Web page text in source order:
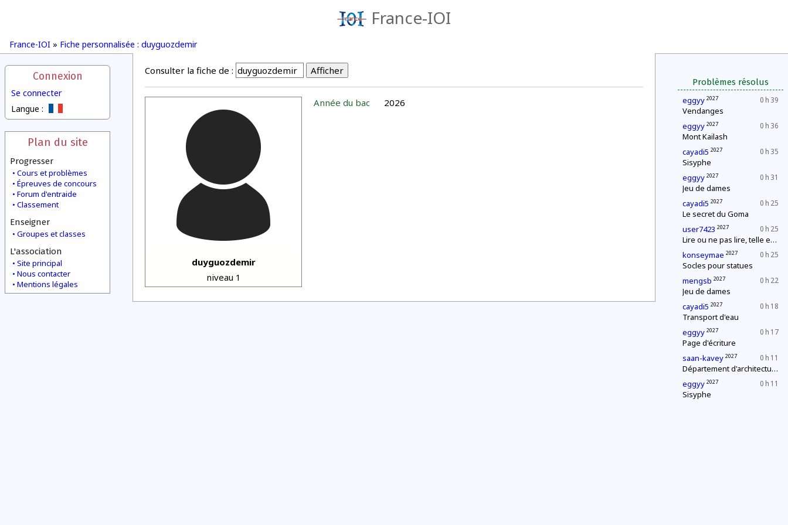
France-IOI
France-IOI » Fiche personnalisée : duyguozdemir
Connexion
Se connecter
Langue :
Plan du site
Progresser
Cours et problèmes
Épreuves de concours
Forum d'entraide
Classement
Enseigner
Groupes et classes
L'association
Site principal
Nous contacter
Mentions légales
Problèmes résolus
0 h 39
eggyy 2027
Vendanges
0 h 36
eggyy 2027
Mont Kailash
0 h 35
cayadi5 2027
Sisyphe
0 h 31
eggyy 2027
Jeu de dames
0 h 25
cayadi5 2027
Le secret du Goma
0 h 25
user7423 2027
Lire ou ne pas lire, telle est la question
0 h 25
konseymae 2027
Socles pour statues
0 h 22
mengsb 2027
Jeu de dames
0 h 18
cayadi5 2027
Transport d'eau
0 h 17
eggyy 2027
Page d'écriture
0 h 11
saan-kavey 2027
Département d'architecture : construction d'une pyramide
0 h 11
eggyy 2027
Sisyphe
Consulter la fiche de :
duyguozdemir
niveau 1
Année du bac 2026